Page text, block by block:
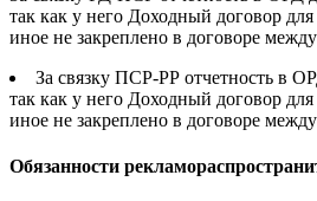
так как у него Доходный договор
иное не закреплено в договоре
За связку ПСР-РР отчетность в
так как у него Доходный договор
иное не закреплено в договоре
Обязанности